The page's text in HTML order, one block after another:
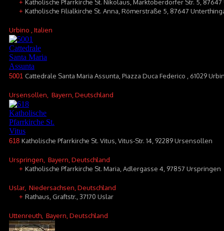
+ Katholische Pfarrkirche St. Nikolaus, Marktoberdorfer Str. 5,
+ Katholische Filialkirche St. Anna, Römerstraße 5, 87647
Urbino , Italien
5001 Cattedrale Santa Maria Assunta, Piazza Duca Federico , 61029
Ursensollen , Bayern, Deutschland
618 Katholische Pfarrkirche St. Vitus, Vitus-Str. 14, 92289 Ursensollen
Urspringen , Bayern, Deutschland
+ Katholische Pfarrkirche St. Maria, Adlergasse 4, 97857 Urspringen
Uslar, Niedersachsen, Deutschland
+ Rathaus, Graftstr., 37170 Uslar
Uttenreuth , Bayern, Deutschland